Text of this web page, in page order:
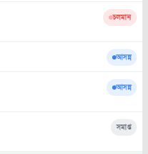
চলমান
আসন্ন
আসন্ন
সমাপ্ত